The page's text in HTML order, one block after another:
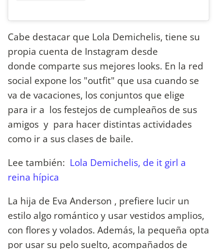
Cabe destacar que Lola Demichelis, tiene su
propia cuenta de Instagram desde
donde comparte sus mejores looks. En la red
social expone los "outfit" que usa cuando se
va de vacaciones, los conjuntos que elige
para ir a los festejos de cumpleaños de sus
amigos y para hacer distintas actividades
como ir a sus clases de baile.
Lee también: Lola Demichelis, de it girl a
reina hípica
La hija de Eva Anderson , prefiere lucir un
estilo algo romántico y usar vestidos amplios,
con flores y volados. Además, la pequeña opta
por usar su pelo suelto, acompañados de